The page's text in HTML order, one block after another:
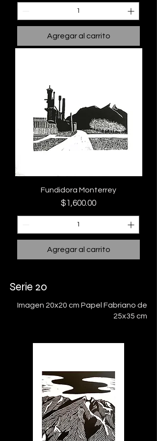
Agregar al carrito
Fundidora Monterrey
Precio
$1,600.00
Agregar al carrito
Serie 20
Imagen 20x20 cm Papel Fabriano de
25x35 cm